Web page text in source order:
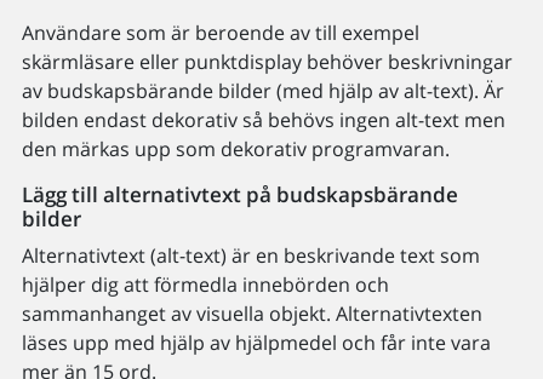
Användare som är beroende av till exempel
skärmläsare eller punktdisplay behöver beskrivningar
av budskapsbärande bilder (med hjälp av alt-text). Är
bilden endast dekorativ så behövs ingen alt-text men
den märkas upp som dekorativ programvaran.
Lägg till alternativtext på budskapsbärande
bilder
Alternativtext (alt-text) är en beskrivande text som
hjälper dig att förmedla innebörden och
sammanhanget av visuella objekt. Alternativtexten
läses upp med hjälp av hjälpmedel och får inte vara
mer än 15 ord.